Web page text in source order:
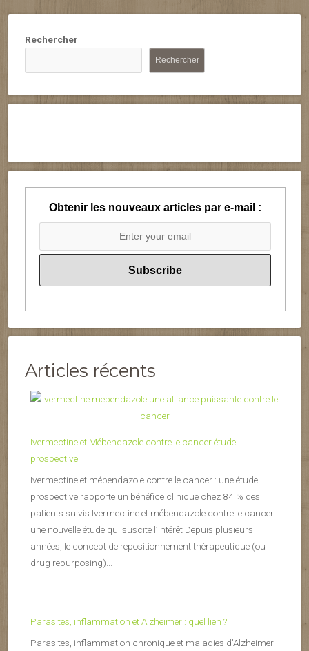
Rechercher
Rechercher
Obtenir les nouveaux articles par e-mail :
Articles récents
Ivermectine et Mébendazole contre le cancer étude
prospective
Ivermectine et mébendazole contre le cancer : une étude
prospective rapporte un bénéfice clinique chez 84 % des
patients suivis Ivermectine et mébendazole contre le cancer :
une nouvelle étude qui suscite l’intérêt Depuis plusieurs
années, le concept de repositionnement thérapeutique (ou
drug repurposing)...
Parasites, inflammation et Alzheimer : quel lien ?
Parasites, inflammation chronique et maladies d’Alzheimer